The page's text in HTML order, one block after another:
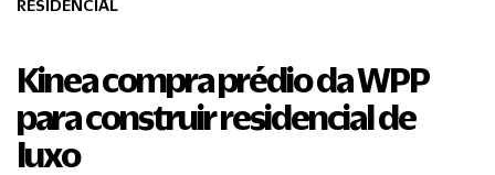
RESIDENCIAL
Kinea compra prédio da WPP
para construir residencial de
luxo